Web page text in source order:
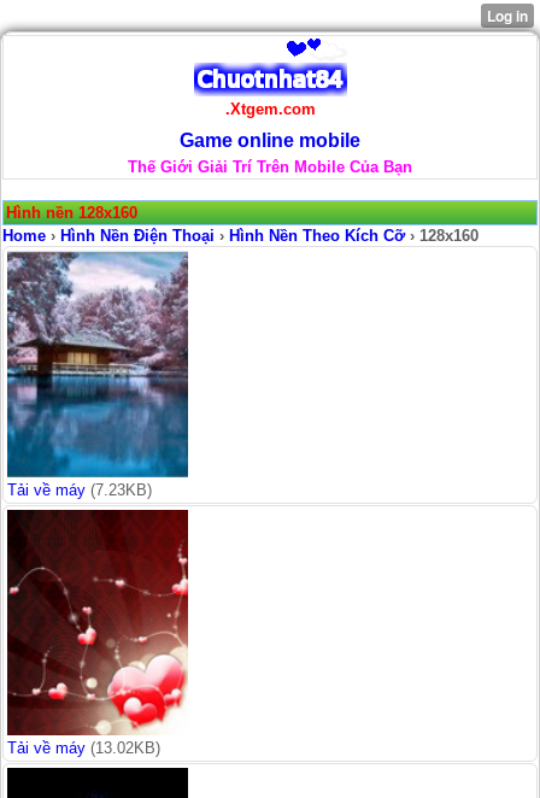
.Xtgem.com
Game online mobile
Thế Giới Giải Trí Trên Mobile Của Bạn
Hình nền 128x160
Home › Hình Nền Điện Thoại › Hình Nền Theo Kích Cỡ› 128x160
Tải về máy (7.23KB)
Tải về máy (13.02KB)